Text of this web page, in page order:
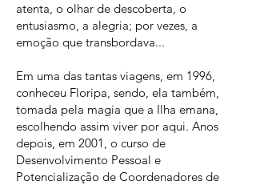
atenta, o olhar de descoberta, o
entusiasmo, a alegria; por vezes, a
emoção que transbordava...
Em uma das tantas viagens, em 1996,
conheceu Floripa, sendo, ela também,
tomada pela magia que a Ilha emana,
escolhendo assim viver por aqui. Anos
depois, em 2001, o curso de
Desenvolvimento Pessoal e
Potencialização de Coordenadores de